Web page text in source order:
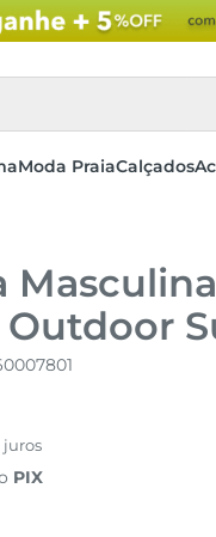
Moda PraiaCalçados
Outdoor
juros
PIX